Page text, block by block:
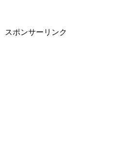
スポンサーリンク